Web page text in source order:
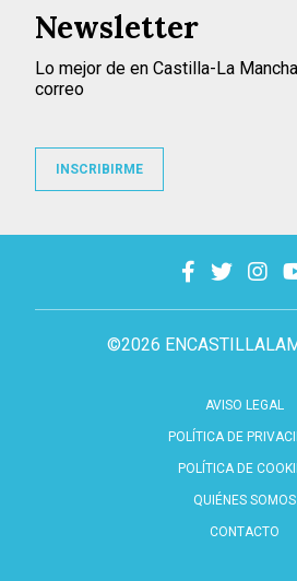
©2026
AVISO LEGAL
POLÍTICA DE
POLÍTICA DE
QUIÉNES SOMOS
CONTACTO
Newsletter
Lo mejor de en Castilla-La
correo
INSCRIBIRME